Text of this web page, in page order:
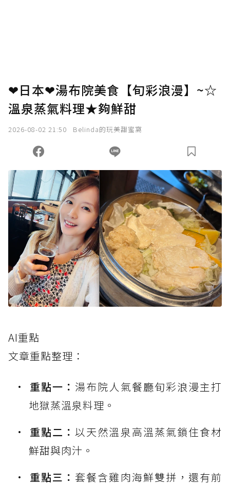
❤日本❤湯布院美食【旬彩浪漫】~☆
溫泉蒸氣料理★夠鮮甜
2026-08-02 21:50 Belinda的玩美甜蜜窩
AI重點
文章重點整理：
重點一： 湯布院人氣餐廳旬彩浪漫主打
地獄蒸溫泉料理。
重點二：以天然溫泉高溫蒸氣鎖住食材
鮮甜與肉汁。
重點三： 套餐含雞肉海鮮雙拼，還有前